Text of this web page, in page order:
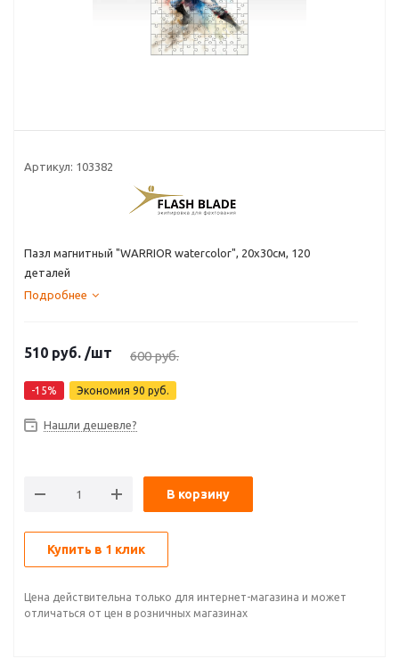
Артикул: 103382
Пазл магнитный "WARRIOR watercolor", 20х30см, 120
деталей
Подробнее
510 руб. /шт 600руб.
-15% Экономия 90 руб.
Нашли дешевле?
В корзину
Купить в 1 клик
Цена действительна только для интернет-магазина и может
отличаться от цен в розничных магазинах